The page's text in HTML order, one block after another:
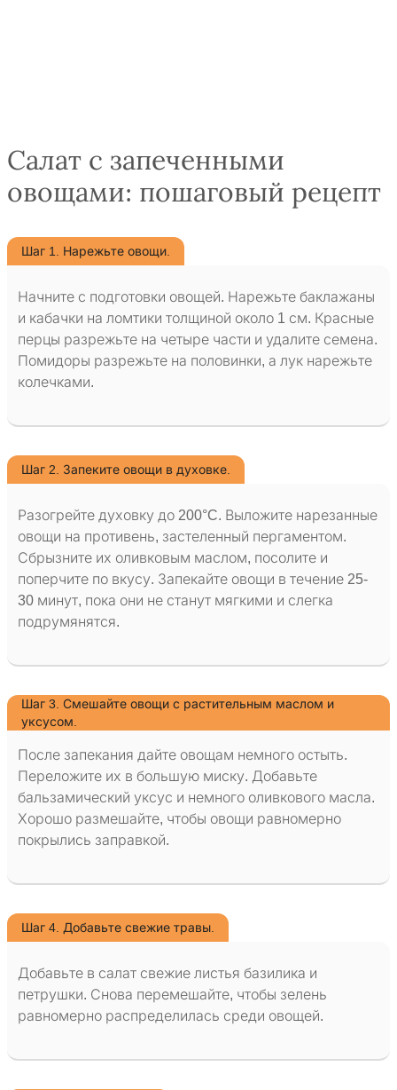
Салат с запеченными
овощами: пошаговый рецепт
Шаг 1. Нарежьте овощи.
Начните с подготовки овощей. Нарежьте баклажаны
и кабачки на ломтики толщиной около 1 см. Красные
перцы разрежьте на четыре части и удалите семена.
Помидоры разрежьте на половинки, а лук нарежьте
колечками.
Шаг 2. Запеките овощи в духовке.
Разогрейте духовку до 200°C. Выложите нарезанные
овощи на противень, застеленный пергаментом.
Сбрызните их оливковым маслом, посолите и
поперчите по вкусу. Запекайте овощи в течение 25-
30 минут, пока они не станут мягкими и слегка
подрумянятся.
Шаг 3. Смешайте овощи с растительным маслом и
уксусом.
После запекания дайте овощам немного остыть.
Переложите их в большую миску. Добавьте
бальзамический уксус и немного оливкового масла.
Хорошо размешайте, чтобы овощи равномерно
покрылись заправкой.
Шаг 4. Добавьте свежие травы.
Добавьте в салат свежие листья базилика и
петрушки. Снова перемешайте, чтобы зелень
равномерно распределилась среди овощей.